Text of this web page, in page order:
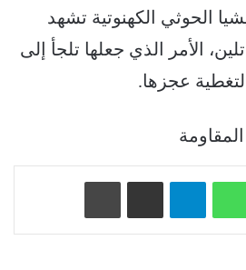
الحوثي الكهنوتية تشهد
الأمر الذي جعلها تلجأ إلى
لتغطية عجزها.
واتساب تيلقرام